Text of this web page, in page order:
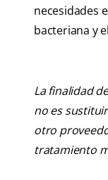
necesidades
bacteriana y
La finalidad
no es
otro
tratamiento